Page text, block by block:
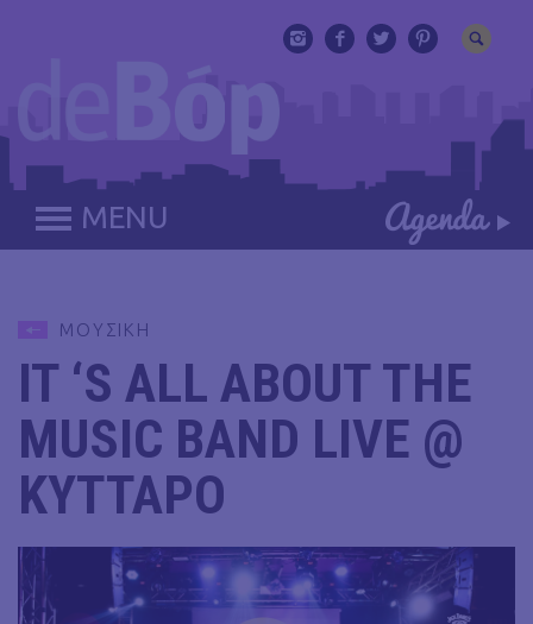
MENU
ΜΟΥΣΙΚΗ
IT ‘S ALL ABOUT THE
MUSIC BAND LIVE @
ΚΥΤΤΑΡΟ